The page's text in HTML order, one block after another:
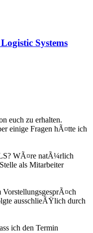
Systems
euch zu erhalten.
einige Fragen hÃ¤tte ich
WÃ¤re natÃ¼rlich
als Mitarbeiter
ausschlieÃŸlich durch
ich den Termin